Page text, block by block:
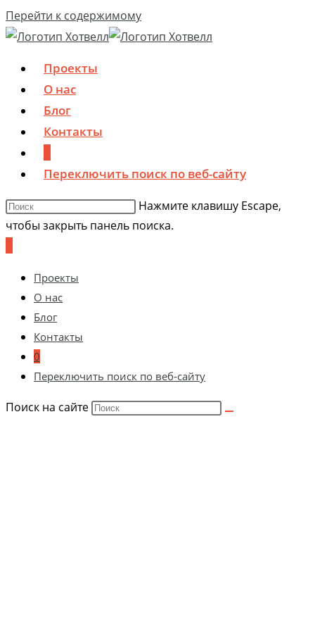
Перейти к содержимому
Проекты
О нас
Блог
Контакты
Переключить поиск по веб-сайту
Нажмите клавишу Escape,
чтобы закрыть панель поиска.
Проекты
О нас
Блог
Контакты
0
Переключить поиск по веб-сайту
Поиск на сайте